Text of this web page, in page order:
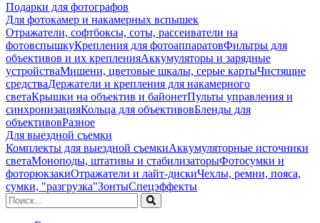
Подарки для фотографов
Для фотокамер и накамерных вспышек
Отражатели, софтбоксы, соты, рассеиватели на
фотовспышкуКрепления для фотоаппаратовФильтры для
объективов и их крепленияАккумуляторы и зарядные
устройстваМишени, цветовые шкалы, серые картыЧистящие
средстваДержатели и крепления для накамерного
светаКрышки на объектив и байонетПульты управления и
синхронизацияКольца для объективовБленды для
объективовРазное
Для выездной съемки
Комплекты для выездной съемкиАккумуляторные источники
светаМоноподы, штативы и стабилизаторыФотосумки и
фоторюкзакиОтражатели и лайт-дискиЧехлы, ремни, пояса,
сумки, "разгрузка"ЗонтыСпецэффекты